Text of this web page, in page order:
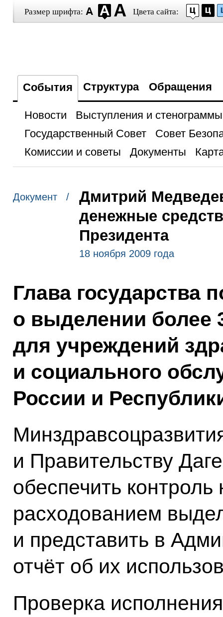
Размер шрифта: Цвета сайта:
События Структура Обращения
Новости
Выступления и стенограммы
Государственный Совет
Совет
Комиссии и советы
Документы
Документ /
Дмитрий
денежные
Президента
18 ноября 2009 года
Глава государства
о выделении более
для учреждений
и социального
России и
и Правительству
обеспечить
расходованием
и представить в
отчёт об их
Проверка